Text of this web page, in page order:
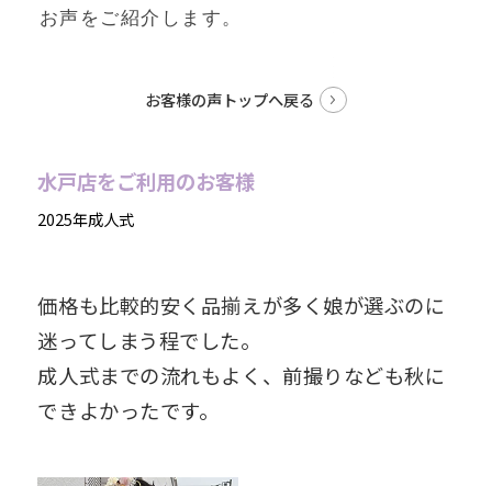
お声をご紹介します。
お客様の声トップへ戻る
水戸店をご利用のお客様
2025年成人式
価格も比較的安く品揃えが多く娘が選ぶのに
迷ってしまう程でした。
成人式までの流れもよく、前撮りなども秋に
できよかったです。